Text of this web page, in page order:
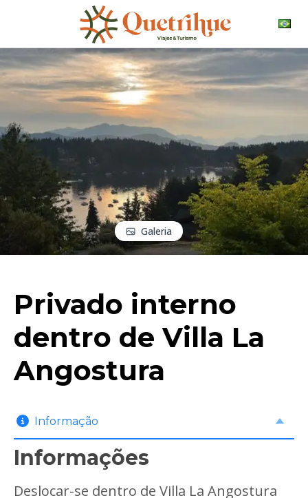
Galeria
Privado interno
dentro de Villa La
Angostura
Informação
Informações
Deslocar-se dentro de Villa La Angostura